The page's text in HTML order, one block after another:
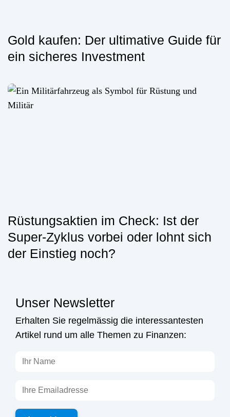
Gold kaufen: Der ultimative Guide für
ein sicheres Investment
Rüstungsaktien im Check: Ist der
Super-Zyklus vorbei oder lohnt sich
der Einstieg noch?
Unser Newsletter
Erhalten Sie regelmässig die interessantesten
Artikel rund um alle Themen zu Finanzen: